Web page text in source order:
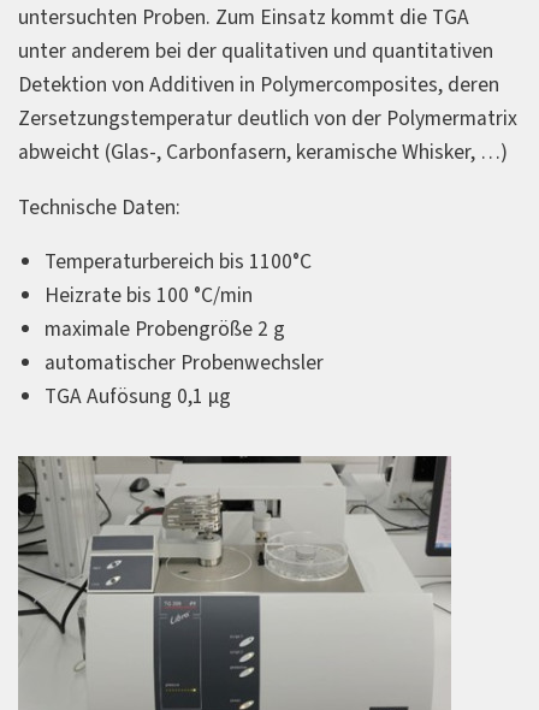
untersuchten Proben. Zum Einsatz kommt die TGA
unter anderem bei der qualitativen und quantitativen
Detektion von Additiven in Polymercomposites, deren
Zersetzungstemperatur deutlich von der Polymermatrix
abweicht (Glas-, Carbonfasern, keramische Whisker, …)
Technische Daten:
Temperaturbereich bis 1100°C
Heizrate bis 100 °C/min
maximale Probengröße 2 g
automatischer Probenwechsler
TGA Aufösung 0,1 µg